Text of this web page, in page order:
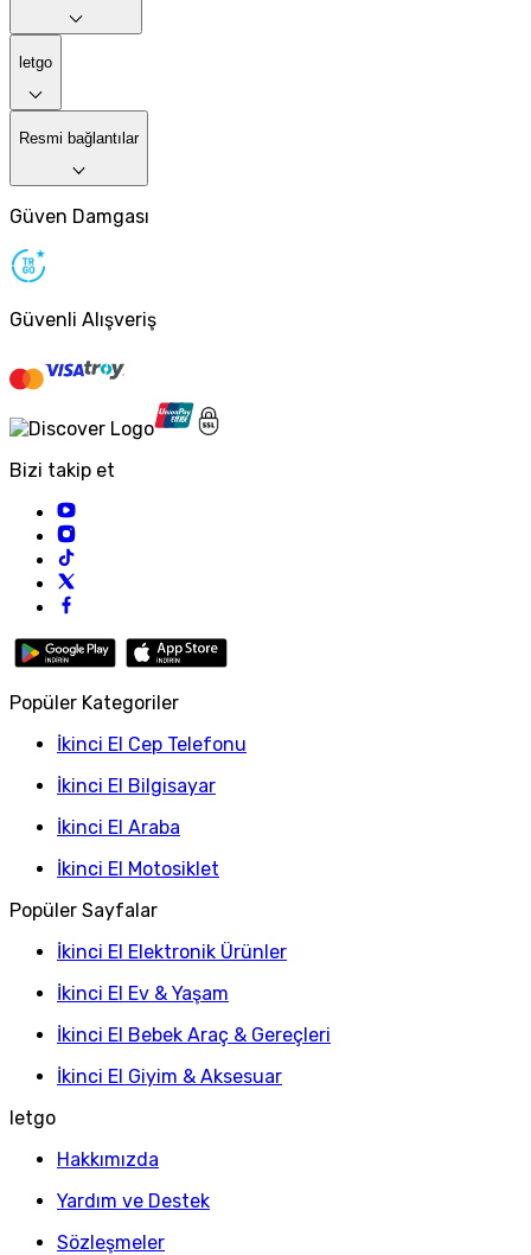
letgo
Resmi bağlantılar
Güven Damgası
Güvenli Alışveriş
Bizi takip et
Popüler Kategoriler
İkinci El Cep Telefonu
İkinci El Bilgisayar
İkinci El Araba
İkinci El Motosiklet
Popüler Sayfalar
İkinci El Elektronik Ürünler
İkinci El Ev & Yaşam
İkinci El Bebek Araç & Gereçleri
İkinci El Giyim & Aksesuar
letgo
Hakkımızda
Yardım ve Destek
Sözleşmeler